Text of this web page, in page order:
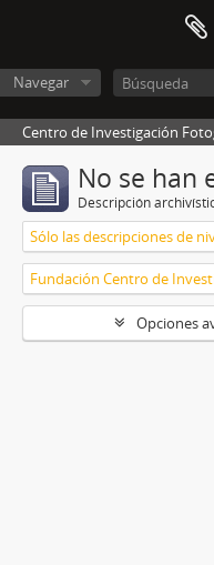
Navegar
Centro de Investigación
No se han
Descripción
Sólo las descripciones de
Opciones